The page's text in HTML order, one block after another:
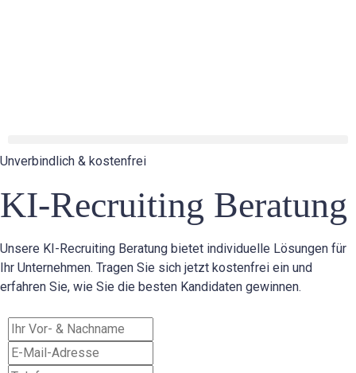
Unverbindlich & kostenfrei
KI-Recruiting Beratung
Unsere KI-Recruiting Beratung bietet individuelle Lösungen für
Ihr Unternehmen. Tragen Sie sich jetzt kostenfrei ein und
erfahren Sie, wie Sie die besten Kandidaten gewinnen.